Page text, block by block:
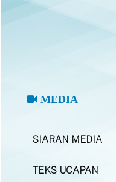
MEDIA
SIARAN MEDIA
TEKS UCAPAN